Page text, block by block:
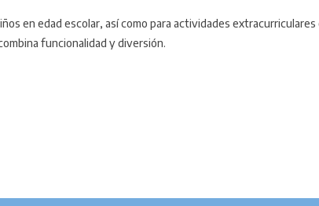
en edad escolar, así como para actividades
funcionalidad y diversión.